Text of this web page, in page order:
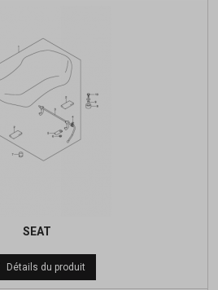
SEAT
Prix
de
Détails du produit